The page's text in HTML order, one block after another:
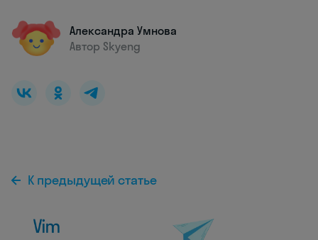
Александра Умнова
Автор Skyeng
К предыдущей статье